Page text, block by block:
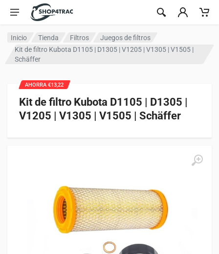
Ir al contenido
Inicio Tienda Filtros
Juegos de filtros
Kit de filtro Kubota D1105 | D1305 | V1205 | V1305 | V1505 |
Schäffer
Kit de filtro Kubota D1105 | D1305 |
V1205 | V1305 | V1505 | Schäffer
AHORRA €13,22